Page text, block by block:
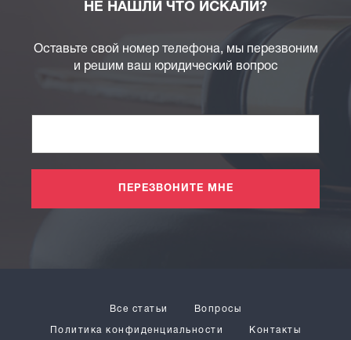
НЕ НАШЛИ ЧТО ИСКАЛИ?
Оставьте свой номер телефона, мы перезвоним
и решим ваш юридический вопрос
ПЕРЕЗВОНИТЕ МНЕ
Все статьи Вопросы
Политика конфиденциальности Контакты